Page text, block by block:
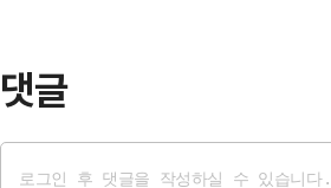
댓글